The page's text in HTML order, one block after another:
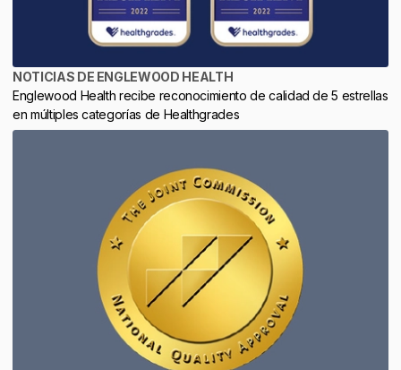
NOTICIAS DE ENGLEWOOD HEALTH
Englewood Health recibe reconocimiento de calidad de 5 estrellas
en múltiples categorías de Healthgrades